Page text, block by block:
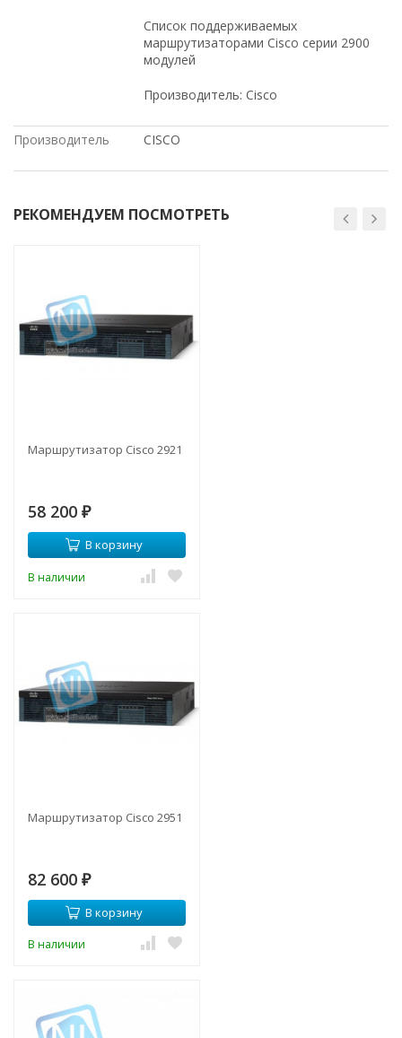
Список поддерживаемых
маршрутизаторами Cisco серии 2900
модулей
Производитель: Cisco
Производитель CISCO
РЕКОМЕНДУЕМ ПОСМОТРЕТЬ
Маршрутизатор Cisco 2921
58 200 ₽
В корзину
В наличии
Маршрутизатор Cisco 2951
82 600 ₽
В корзину
В наличии